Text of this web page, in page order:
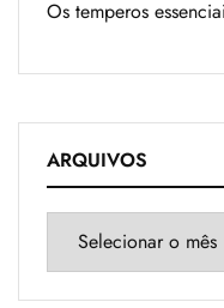
Os temperos
ARQUIVOS